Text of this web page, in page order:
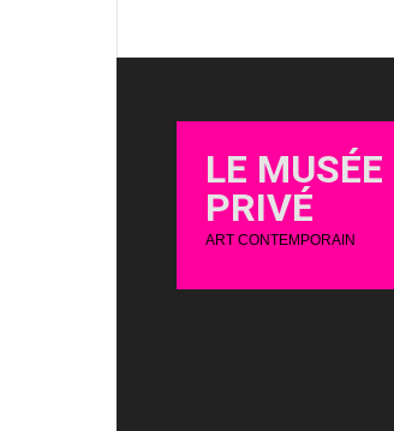
LE MUSÉE
PRIVÉ
ART CONTEMPORAIN